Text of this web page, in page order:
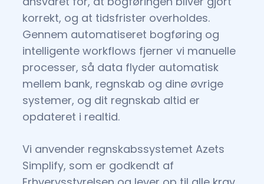
korrekt, og at tidsfrister overholdes.
Gennem automatiseret bogføring og
intelligente workflows fjerner vi manuelle
processer, så data flyder automatisk
mellem bank, regnskab og dine øvrige
systemer, og dit regnskab altid er
opdateret i realtid.
Vi anvender regnskabssystemet Azets
Simplify, som er godkendt af